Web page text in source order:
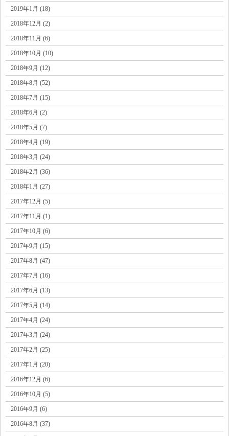
2019年1月 (18)
2018年12月 (2)
2018年11月 (6)
2018年10月 (10)
2018年9月 (12)
2018年8月 (52)
2018年7月 (15)
2018年6月 (2)
2018年5月 (7)
2018年4月 (19)
2018年3月 (24)
2018年2月 (36)
2018年1月 (27)
2017年12月 (5)
2017年11月 (1)
2017年10月 (6)
2017年9月 (15)
2017年8月 (47)
2017年7月 (16)
2017年6月 (13)
2017年5月 (14)
2017年4月 (24)
2017年3月 (24)
2017年2月 (25)
2017年1月 (20)
2016年12月 (6)
2016年10月 (5)
2016年9月 (6)
2016年8月 (37)